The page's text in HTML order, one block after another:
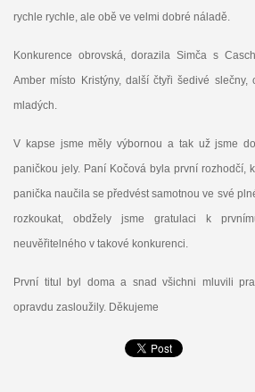
rychle rychle, ale obě ve velmi dobré náladě.
Konkurence obrovská, dorazila Simča s
Amber místo Kristýny, další čtyři šedivé slečny,
mladých.
V kapse jsme měly výbornou a tak už jsme
paničkou jely. Paní Kočová byla první rozhodčí,
panička naučila se předvést samotnou ve své
rozkoukat, obdžely jsme gratulaci k
neuvěřitelného v takové konkurenci.
První titul byl doma a snad všichni mluvili
opravdu zasloužily. Děkujeme